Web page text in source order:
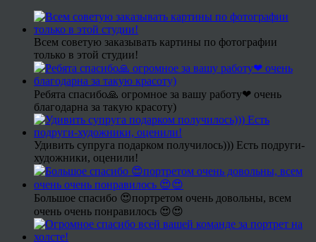
Всем советую заказывать картины по фотографии
только в этой студии!
Ребята спасибо🙏 огромное за вашу работу❤ очень
благодарна за такую красоту)
Удивить супруга подарком получилось))) Есть подруги-
художники, оценили!
Большое спасибо 😍портретом очень довольны, всем
очень очень понравилось 😍😍